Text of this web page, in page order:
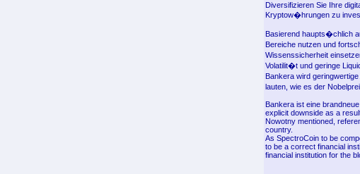
Diversifizieren Sie Ihre
Kryptow�hrungen zu
Basierend haupts�chlich
Bereiche nutzen und
Wissenssicherheit
Volatilit�t und geringe
Bankera wird
lauten, wie es der
Bankera ist eine
explicit downside as a
Nowotny mentioned,
country.
As SpectroCoin to be
to be a correct financial
financial institution for the